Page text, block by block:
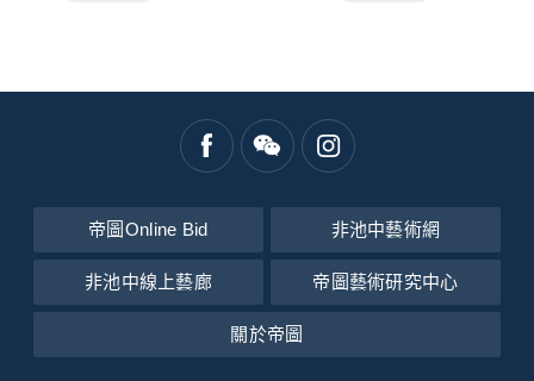
帝圖Online Bid 非池中藝術網
非池中線上藝廊 帝圖藝術研究中心
關於帝圖